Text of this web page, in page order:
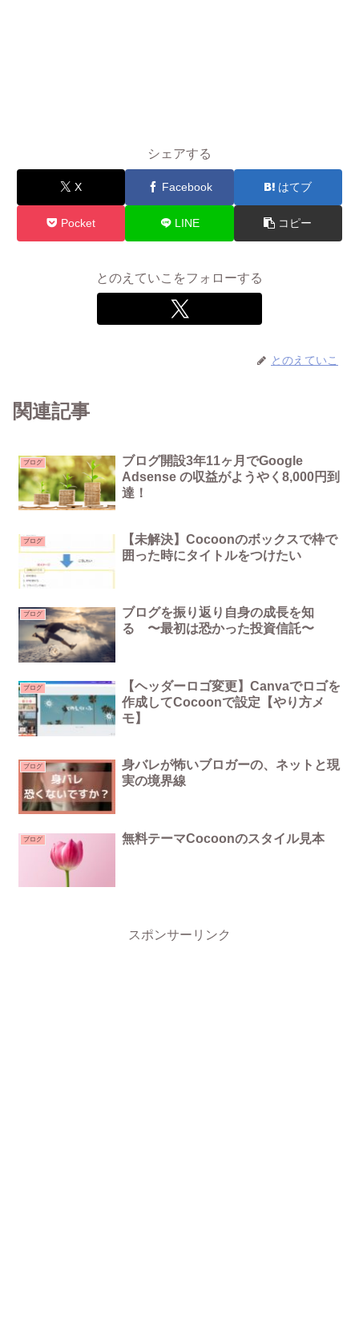
シェアする
X Facebook はてブ
Pocket LINE コピー
とのえていこをフォローする
とのえていこ
関連記事
ブログ
ブログ開設3年11ヶ月でGoogle
Adsense の収益がようやく8,000円到
達！
ブログ
【未解決】Cocoonのボックスで枠で
囲った時にタイトルをつけたい
ブログ
ブログを振り返り自身の成長を知
る 〜最初は恐かった投資信託〜
ブログ
【ヘッダーロゴ変更】Canvaでロゴを
作成してCocoonで設定【やり方メ
モ】
ブログ
身バレが怖いブロガーの、ネットと現
実の境界線
ブログ 無料テーマCocoonのスタイル見本
スポンサーリンク